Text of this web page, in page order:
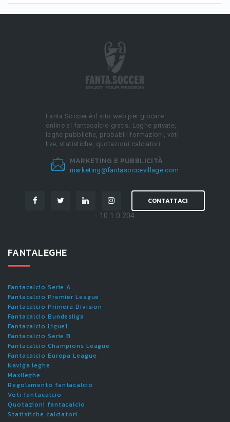
Fanta.Soccer è il sito web per giocare
online al fantacalcio gratis. Leghe private,
leghe pubbliche, probabili formazioni, voti
live, statistiche, quotazioni calciatori.
MARKETING E PUBBLICITÀ
marketing@fantasoccevillage.com
CONTATTACI
- 10.1.0.204
FANTALEGHE
Fantacalcio Serie A
Fantacalcio Premier League
Fantacalcio Primera Division
Fantacalcio Bundesliga
Fantacalcio Ligue1
Fantacalcio Serie B
Fantacalcio Champions League
Fantacalcio Europa League
Naviga leghe
Maxileghe
Regolamento fantacalcio
Voti fantacalcio
Quotazioni fantacalcio
Statistiche calciatori